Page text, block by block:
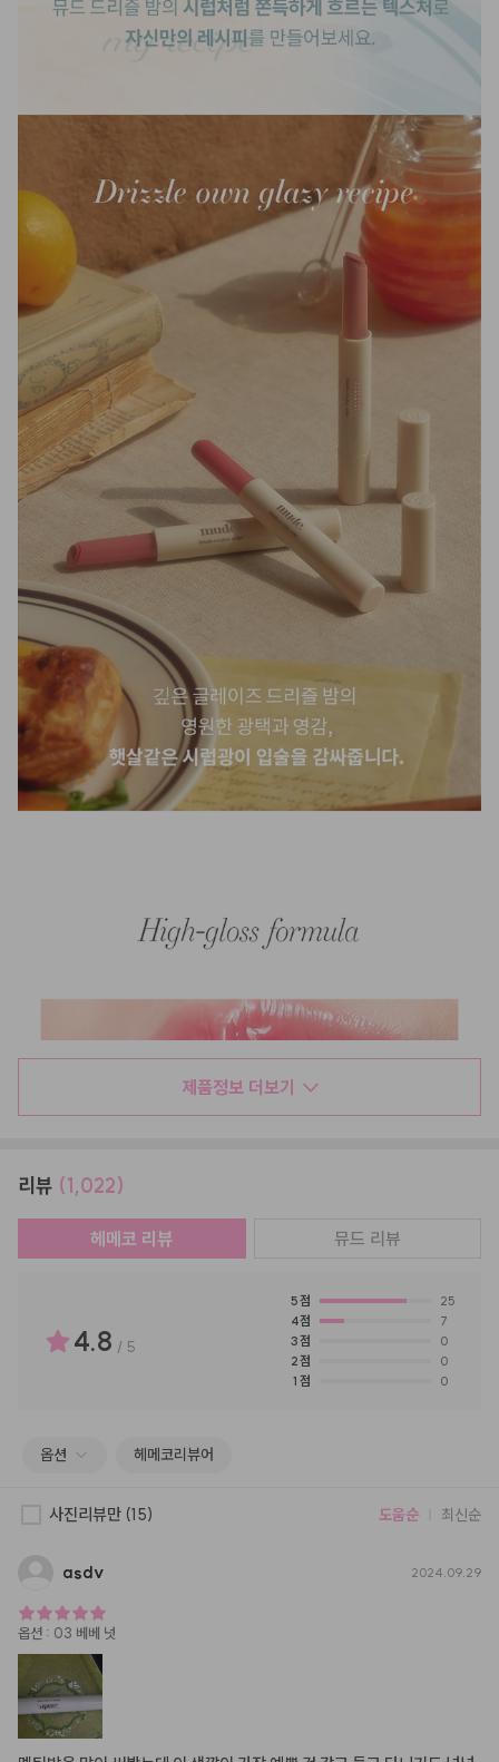
제품정보 더보기
리뷰 (1,022)
헤메코 리뷰 뮤드 리뷰
4.8 / 5
5점
25
4점
7
3점
0
2점
0
1 점 0
옵션 헤메코리뷰어
사진리뷰만 (15) 도움순 최신순
asdv 2024.09.29
옵션 : 03 베베 넛